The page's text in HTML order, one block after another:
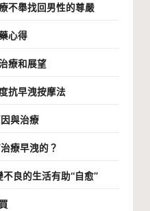
不舉找回男性的尊嚴
心得
療和展望
抗早洩按摩法
與治療
療早洩的？
良的生活有助“自愈”